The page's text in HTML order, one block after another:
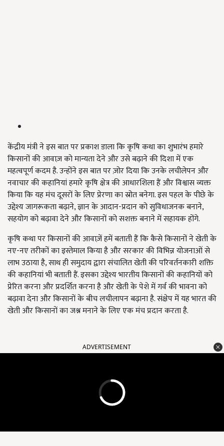
केंद्रीय मंत्री ने इस बात पर प्रकाश डाला कि कृषि कथा का शुभारंभ हमारे
किसानों की आवाज़ को मान्यता देने और उसे बढ़ाने की दिशा में एक
महत्वपूर्ण कदम है. उन्होंने इस बात पर ज़ोर दिया कि उनके लचीलेपन और
नवाचार की कहानियां हमारे कृषि क्षेत्र की आधारशिला हैं और विश्वास व्यक्त
किया कि यह मंच दूसरों के लिए प्रेरणा का स्रोत बनेगा. इस पहल के पीछे के
उद्देश्य जागरूकता बढ़ाने, ज्ञान के आदान-प्रदान को सुविधाजनक बनाने,
सहयोग को बढ़ावा देने और किसानों को सशक्त बनाने में सहायक होंगे.
कृषि कथा पर किसानों की आवाज़ें हमें बताती हैं कि कैसे किसानों ने खेती के
नए-नए तरीकों का इस्तेमाल किया है और सरकार की विभिन्न योजनाओं से
लाभ उठाया है, साथ ही समुदाय द्वारा संचालित खेती की परिवर्तनकारी शक्ति
की कहानियां भी बताती हैं. इसका उद्देश्य भारतीय किसानों की कहानियों को
प्रेरित करना और प्रदर्शित करना है और खेती के पेशे में गर्व की भावना को
बढ़ावा देना और किसानों के बीच लचीलापन बढ़ाना है. संक्षेप में यह भारत की
खेती और किसानों का जश्न मनाने के लिए एक मंच प्रदान करता है.
ADVERTISEMENT